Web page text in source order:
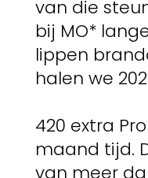
van die
bij MO*
lippen
halen we
420 extra
maand tijd.
van meer